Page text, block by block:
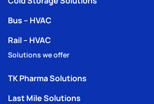
Bus – HVAC
Rail – HVAC
Solutions we offer
TK Pharma Solutions
Last Mile Solutions